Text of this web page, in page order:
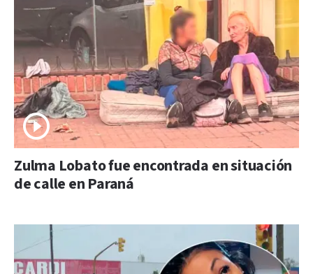
Zulma Lobato fue encontrada en situación
de calle en Paraná